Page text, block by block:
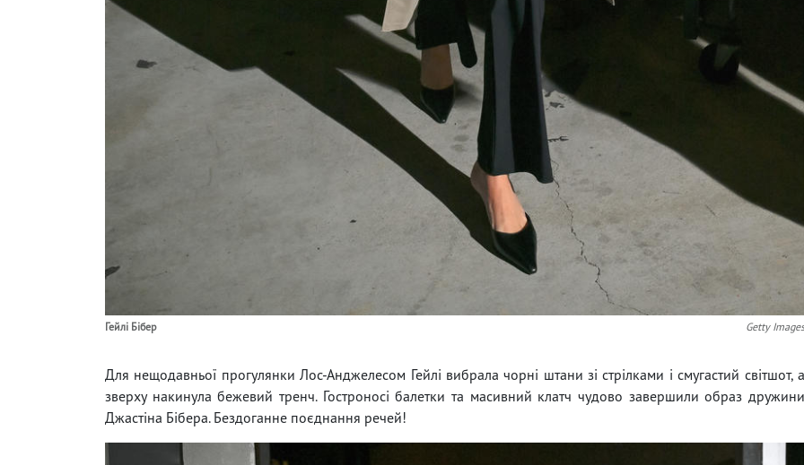
Гейлі Бібер Getty Images
Для нещодавньої прогулянки Лос-Анджелесом Гейлі вибрала чорні штани зі стрілками і смугастий світшот, а
зверху накинула бежевий тренч. Гостроносі балетки та масивний клатч чудово завершили образ дружини
Джастіна Бібера. Бездоганне поєднання речей!